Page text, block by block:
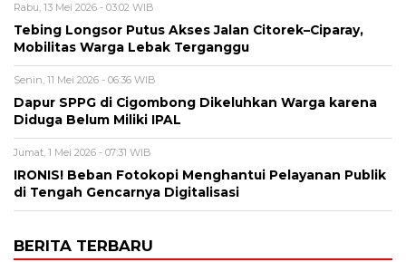
Rabu, 13 Mei 2026 - 03:02 WIB
Tebing Longsor Putus Akses Jalan Citorek–Ciparay,
Mobilitas Warga Lebak Terganggu
Senin, 11 Mei 2026 - 06:36 WIB
Dapur SPPG di Cigombong Dikeluhkan Warga karena
Diduga Belum Miliki IPAL
Jumat, 1 Mei 2026 - 07:31 WIB
IRONIS! Beban Fotokopi Menghantui Pelayanan Publik
di Tengah Gencarnya Digitalisasi
BERITA TERBARU